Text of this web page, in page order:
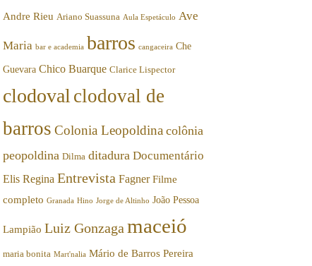
Andre Rieu Ariano Suassuna Aula Espetáculo Ave
Maria bar e academia barros cangaceira Che
Guevara Chico Buarque Clarice Lispector
clodoval clodoval de
barros Colonia Leopoldina colônia
peopoldina Dilma ditadura Documentário
Elis Regina Entrevista Fagner Filme
completo Granada Hino Jorge de Altinho João Pessoa
Lampião Luiz Gonzaga maceió
maria bonita Mart'nalia Mário de Barros Pereira